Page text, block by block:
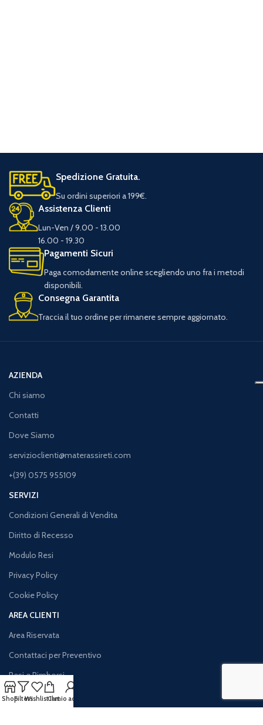
Spedizione Gratuita.
Su ordini superiori a 199€.
Assistenza Clienti
Lun-Ven / 9.00 - 13.00
16.00 - 19.30
Pagamenti Sicuri
Paga comodamente online scegliendo uno fra i metodi
disponibili.
Consegna Garantita
Traccia il tuo ordine per rimanere sempre aggiornato.
AZIENDA
Chi siamo
Contatti
Dove Siamo
servizioclienti@materassireti.com
+(39) 0575 955109
SERVIZI
Condizioni Generali di Vendita
Diritto di Recesso
Modulo Resi
Privacy Policy
Cookie Policy
AREA CLIENTI
Area Riservata
Contattaci per Preventivo
Resi e Rimborsi
Iva Agevolata
ShopFiltersWishlistCart
Il mio account